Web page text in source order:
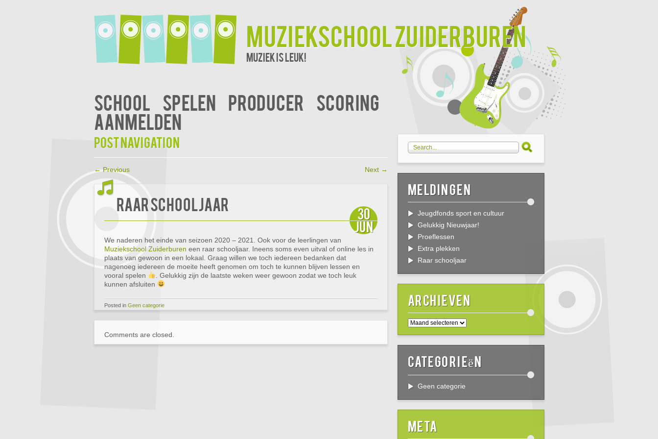
Muziekschool Zuiderburen
Muziek is leuk!
School Spelen Producer
Scoring
Aanmelden
Post navigation
←Previous Next →
Raar schooljaar
30
jun
We naderen het einde van seizoen 2020 – 2021. Ook voor de leerlingen van
Muziekschool Zuiderburen een raar schooljaar. Ineens soms even uitval of online les in
plaats van gewoon in een lokaal. Graag willen we toch iedereen bedanken dat
nagenoeg iedereen de moeite heeft genomen om toch te kunnen blijven lessen en
vooral spelen
. Gelukkig zijn de laatste weken weer gewoon zodat we toch leuk
kunnen afsluiten
Posted in Geen categorie
Comments are closed.
Meldingen
Jeugdfonds sport en cultuur
Gelukkig Nieuwjaar!
Proeflessen
Extra plekken
Raar schooljaar
Archieven
Archieven
Categorieën
Geen categorie
Meta